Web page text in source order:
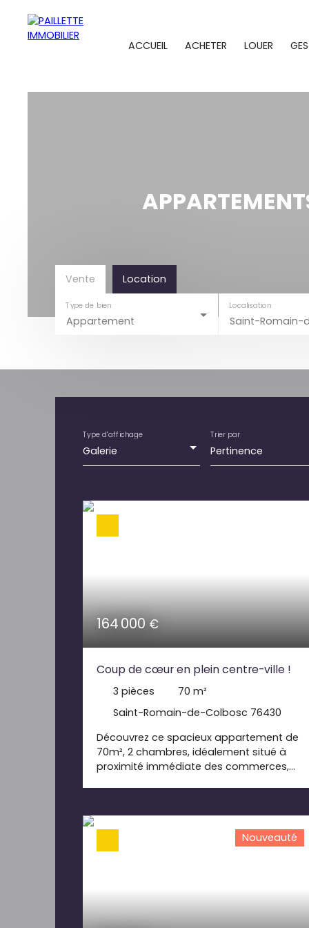
ACCUEIL ACHETER LOUER
Vente Location
Appartement
Type de bien Localisation
Galerie
Type d'affichage
Pertinence
Trier par
164 000€
Coup de cœur en plein centre-ville !
3 pièces 70 m²
Saint-Romain-de-Colbosc 76430
Découvrez ce spacieux appartement de
70m², 2 chambres, idéalement situé à
proximité immédiate des commerces,
indépendant, d'un balcon et d'une place
de stationnement privative. Confort,
Nouveauté